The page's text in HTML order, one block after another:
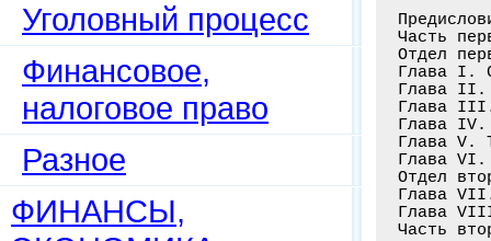
Уголовный процесс
Финансовое,
налоговое право
Разное
ФИНАНСЫ,
Часть
Отдел
Глава
Глава
Глава
Глава
Глава V.
Глава
Отдел
Глава
Глава
Часть